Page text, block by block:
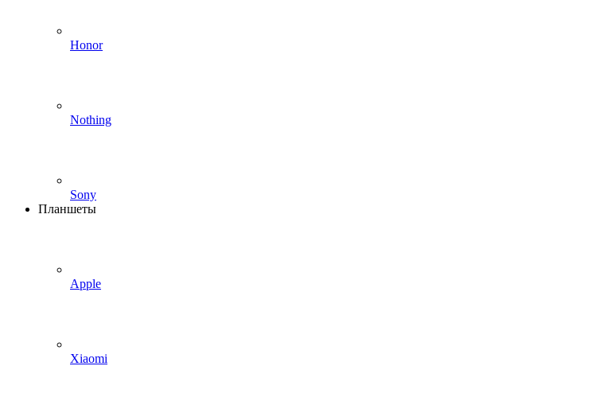
Honor
Nothing
Sony
Планшеты
Apple
Xiaomi